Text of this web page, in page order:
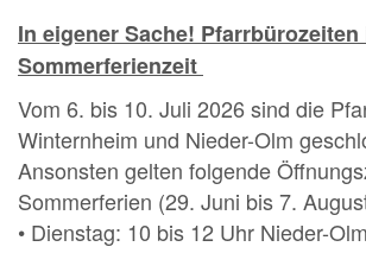
In eigener Sache!
Sommerferienzeit
Vom 6. bis 10. Juli 2026 sind die
Winternheim und Nieder-Olm
Ansonsten gelten folgende
Sommerferien (29. Juni bis 7.
• Dienstag: 10 bis 12 Uhr Nieder-Olm